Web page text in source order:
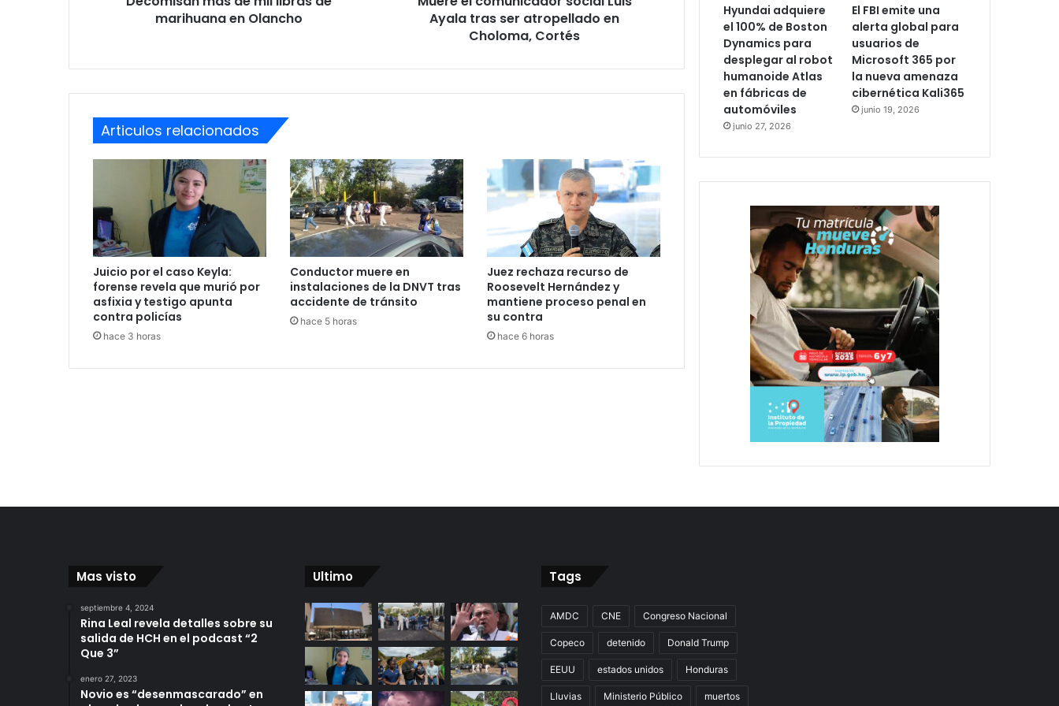
marihuana en Olancho
Choloma,Ayala tras ser atropellado en
Choloma, Cortés
Articulos relacionados
Juicio por el caso Keyla:
forense revela que murió por
asfixia y testigo apunta
contra policías
hace 3 horas
Conductor muere en
instalaciones de la DNVT tras
accidente de tránsito
hace 5 horas
Juez rechaza recurso de
Roosevelt Hernández y
mantiene proceso penal en
su contra
hace 6 horas
Hyundai adquiere
el 100% de Boston
Dynamics para
desplegar al robot
humanoide Atlas
en fábricas de
automóviles
junio 27, 2026
El FBI emite una
alerta global para
usuarios de
Microsoft 365 por
la nueva amenaza
cibernética Kali365
junio 19, 2026
Mas visto
septiembre 4, 2024
Rina Leal revela detalles sobre su
salida de HCH en el podcast “2
Que 3”
enero 27, 2023
Novio es “desenmascarado” en
Ultimo Tags
AMDC CNE Congreso Nacional
Copeco detenido Donald Trump
EEUU estados unidos Honduras
Lluvias Ministerio Público muertos